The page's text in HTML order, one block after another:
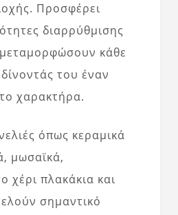
Προσφέρει
διαρρύθμισης
κάθε
του έναν
χαρακτήρα.
όπως κεραμικά
μωσαϊκά,
χέρι πλακάκια και
σημαντικό